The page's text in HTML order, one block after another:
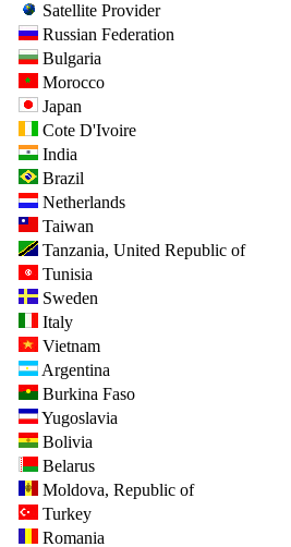
Satellite Provider
Russian Federation
Bulgaria
Morocco
Japan
Cote D'Ivoire
India
Brazil
Netherlands
Taiwan
Tanzania, United Republic of
Tunisia
Sweden
Italy
Vietnam
Argentina
Burkina Faso
Yugoslavia
Bolivia
Belarus
Moldova, Republic of
Turkey
Romania